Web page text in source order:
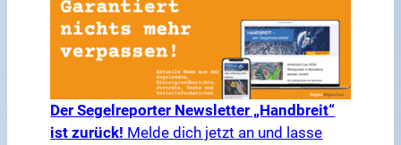
Der Segelreporter Newsletter „Handbreit“
ist zurück! Melde dich jetzt an und lasse